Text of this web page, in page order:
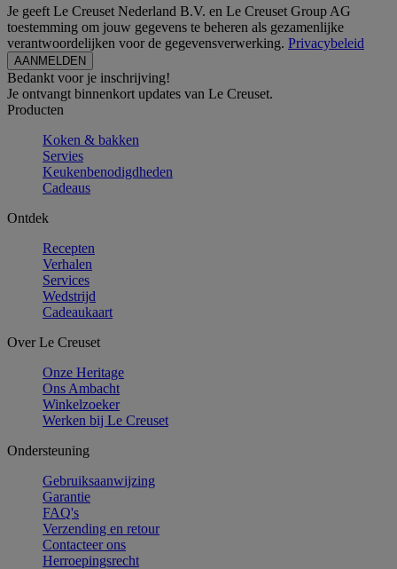
Je geeft Le Creuset Nederland B.V. en Le Creuset Group AG
toestemming om jouw gegevens te beheren als gezamenlijke
verantwoordelijken voor de gegevensverwerking. Privacybeleid
Bedankt voor je inschrijving!
Je ontvangt binnenkort updates van Le Creuset.
Producten
Koken & bakken
Servies
Keukenbenodigdheden
Cadeaus
Ontdek
Recepten
Verhalen
Services
Wedstrijd
Cadeaukaart
Over Le Creuset
Onze Heritage
Ons Ambacht
Winkelzoeker
Werken bij Le Creuset
Ondersteuning
Gebruiksaanwijzing
Garantie
FAQ's
Verzending en retour
Contacteer ons
Herroepingsrecht